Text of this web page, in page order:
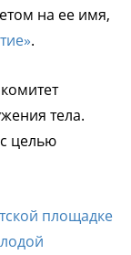
на ее имя,
.
тела.
целью
площадке